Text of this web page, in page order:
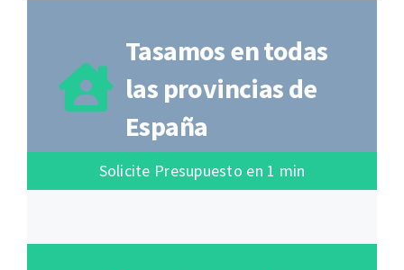
Tasamos en todas
las provincias de
España
Solicite Presupuesto en 1 min